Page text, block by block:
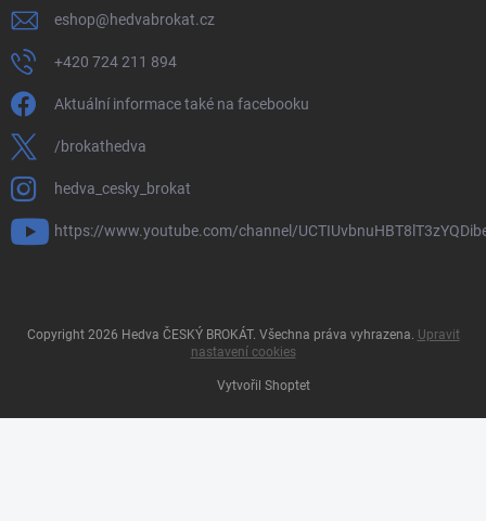
eshop@hedvabrokat.cz
+420 724 211 894
Aktuální informace také na facebooku
/brokathedva
hedva_cesky_brokat
https://www.youtube.com/channel/
Vytvořil Shoptet
Copyright 2026 Hedva ČESKÝ BROKÁT. Všechna práva vyhrazena. Upravit
nastavení cookies